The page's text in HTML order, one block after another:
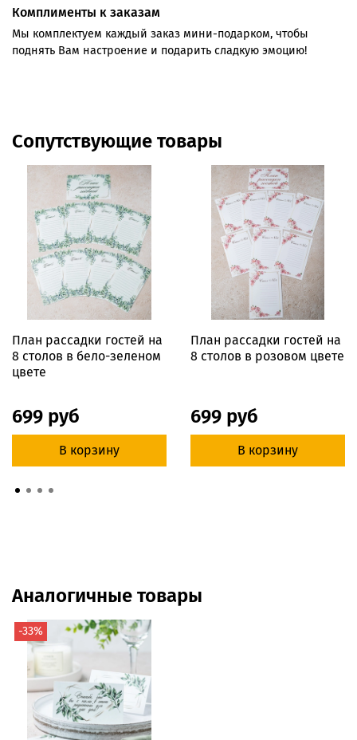
Комплименты к заказам
Мы комплектуем каждый заказ мини-подарком, чтобы
поднять Вам настроение и подарить сладкую эмоцию!
Сопутствующие товары
План рассадки гостей на
8 столов в бело-зеленом
цвете
699 руб
В корзину
План рассадки гостей на
8 столов в розовом цвете
699 руб
В корзину
Аналогичные товары
-33%